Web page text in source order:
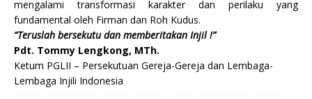
mengalami transformasi karakter dan perilaku yang
fundamental oleh Firman dan Roh Kudus.
“Teruslah bersekutu dan memberitakan Injil !”
Pdt. Tommy Lengkong, MTh.
Ketum PGLII – Persekutuan Gereja-Gereja dan Lembaga-
Lembaga Injili Indonesia